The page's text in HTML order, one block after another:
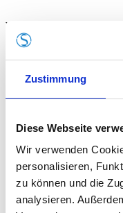
Zustimmung
Diese Webseite
Wir verwenden
personalisieren,
zu können und die
analysieren.
Wir haben Grosses vor
undswissplast
kunststoffverarbeitenden
Markt- und
Für das geplante, starke
Führungspersönlichkeit
Herzblut und einer